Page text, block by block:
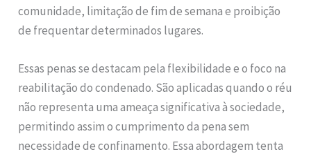
comunidade, limitação de fim de semana e proibição
de frequentar determinados lugares.
Essas penas se destacam pela flexibilidade e o foco na
reabilitação do condenado. São aplicadas quando o réu
não representa uma ameaça significativa à sociedade,
permitindo assim o cumprimento da pena sem
necessidade de confinamento. Essa abordagem tenta